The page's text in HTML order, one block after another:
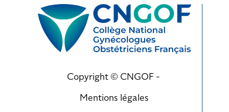
Copyright © CNGOF -
Mentions légales